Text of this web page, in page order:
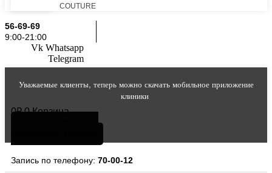
COUTURE
56-69-69
9:00-21:00
Vk Whatsapp
Telegram
Уважаемые клиенты, теперь можно скачать мобильное приложение
клиники
0₽ 0 Корзина
Запись по телефону: 70-00-12